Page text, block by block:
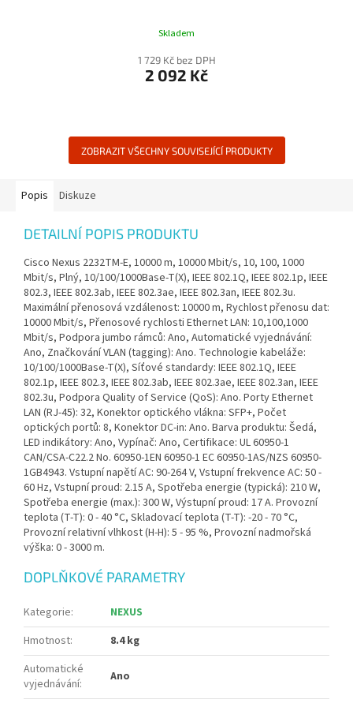
Skladem
1 729 Kč bez DPH
2 092 Kč
ZOBRAZIT VŠECHNY SOUVISEJÍCÍ PRODUKTY
Popis Diskuze
DETAILNÍ POPIS PRODUKTU
Cisco Nexus 2232TM-E, 10000 m, 10000 Mbit/s, 10, 100, 1000
Mbit/s, Plný, 10/100/1000Base-T(X), IEEE 802.1Q, IEEE 802.1p, IEEE
802.3, IEEE 802.3ab, IEEE 802.3ae, IEEE 802.3an, IEEE 802.3u.
Maximální přenosová vzdálenost: 10000 m, Rychlost přenosu dat:
10000 Mbit/s, Přenosové rychlosti Ethernet LAN: 10,100,1000
Mbit/s, Podpora jumbo rámců: Ano, Automatické vyjednávání:
Ano, Značkování VLAN (tagging): Ano. Technologie kabeláže:
10/100/1000Base-T(X), Síťové standardy: IEEE 802.1Q, IEEE
802.1p, IEEE 802.3, IEEE 802.3ab, IEEE 802.3ae, IEEE 802.3an, IEEE
802.3u, Podpora Quality of Service (QoS): Ano. Porty Ethernet
LAN (RJ-45): 32, Konektor optického vlákna: SFP+, Počet
optických portů: 8, Konektor DC-in: Ano. Barva produktu: Šedá,
LED indikátory: Ano, Vypínač: Ano, Certifikace: UL 60950-1
CAN/CSA-C22.2 No. 60950-1EN 60950-1 EC 60950-1AS/NZS 60950-
1GB4943. Vstupní napětí AC: 90-264 V, Vstupní frekvence AC: 50 -
60 Hz, Vstupní proud: 2.15 A, Spotřeba energie (typická): 210 W,
Spotřeba energie (max.): 300 W, Výstupní proud: 17 A. Provozní
teplota (T-T): 0 - 40 °C, Skladovací teplota (T-T): -20 - 70 °C,
Provozní relativní vlhkost (H-H): 5 - 95 %, Provozní nadmořská
výška: 0 - 3000 m.
DOPLŇKOVÉ PARAMETRY
Kategorie:
NEXUS
Hmotnost:
8.4 kg
Automatické
vyjednávání: Ano